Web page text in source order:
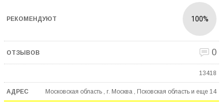
100%
0
13418
Московская область , г. Москва , Псковская область и еще 14